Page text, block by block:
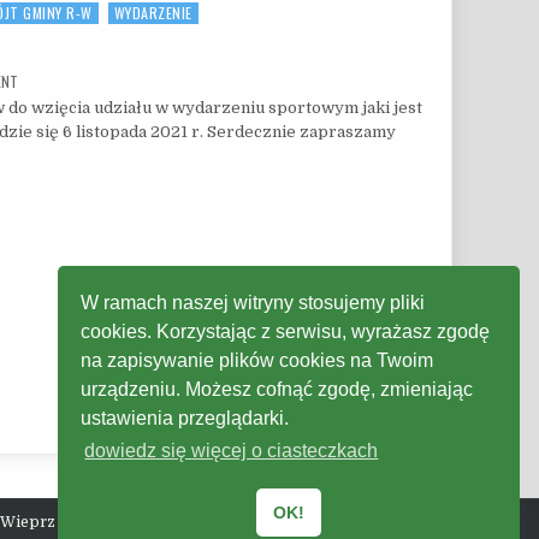
GMINY R-W WYDARZENIE
do wzięcia udziału w wydarzeniu sportowym jaki jest
się 6 listopada 2021 r. Serdecznie zapraszamy
W ramach naszej witryny stosujemy pliki
cookies. Korzystając z serwisu, wyrażasz zgodę
na zapisywanie plików cookies na Twoim
urządzeniu. Możesz cofnąć zgodę, zmieniając
ustawienia przeglądarki.
dowiedz się więcej o ciasteczkach
OK!